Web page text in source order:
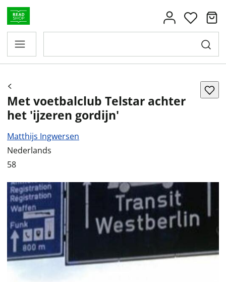
Met voetbalclub Telstar achter
het 'ijzeren gordijn'
Matthijs Ingwersen
Nederlands
58